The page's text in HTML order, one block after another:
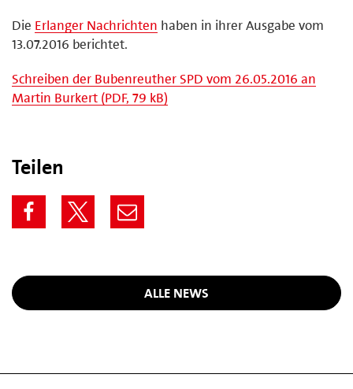
Die Erlanger Nachrichten haben in ihrer Ausgabe vom
13.07.2016 berichtet.
Schreiben der Bubenreuther SPD vom 26.05.2016 an
Martin Burkert (PDF, 79 kB)
Teilen
ALLE NEWS